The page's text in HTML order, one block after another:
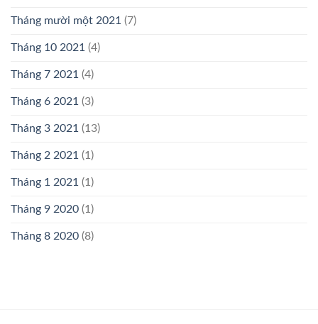
Tháng mười một 2021 (7)
Tháng 10 2021 (4)
Tháng 7 2021 (4)
Tháng 6 2021 (3)
Tháng 3 2021 (13)
Tháng 2 2021 (1)
Tháng 1 2021 (1)
Tháng 9 2020 (1)
Tháng 8 2020 (8)